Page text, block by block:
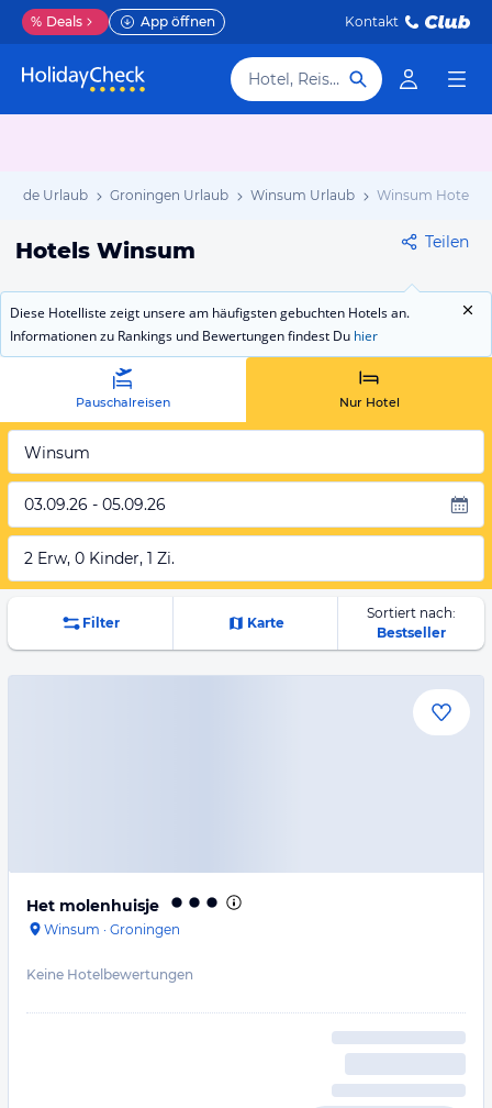
% Deals App öffnen Kontakt
Hotel, Reiseziel
Urlaub Groningen Urlaub Winsum Urlaub Winsum Hotels
Hotels Winsum Teilen
Diese Hotelliste zeigt unsere am häufigsten gebuchten Hotels an.
Informationen zu Rankings und Bewertungen findest Du hier
Pauschalreisen Nur Hotel
Winsum
03.09.26 - 05.09.26
2 Erw, 0 Kinder, 1 Zi.
Filter Karte
Sortiert nach:
Bestseller
Het molenhuisje
Winsum · Groningen
Keine Hotelbewertungen